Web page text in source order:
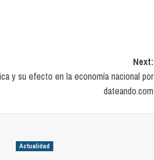
Next:
y su efecto en la economía nacional por
dateando.com
Actualidad